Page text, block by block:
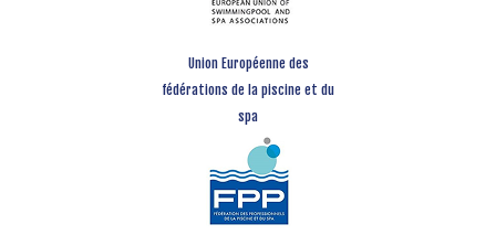
Union Européenne des
fédérations de la piscine et du
spa